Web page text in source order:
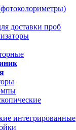
доставки проб
интегрированные